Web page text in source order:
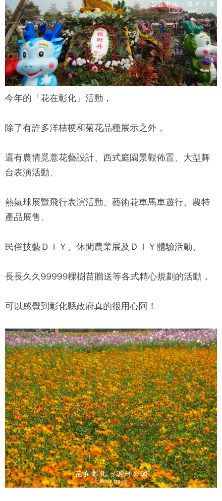
今年的「花在彰化」活動，
除了有許多洋桔梗和菊花品種展示之外，
還有農情覓薏花藝設計、西式庭園景觀佈置、大型舞
台表演活動、
熱氣球展覽飛行表演活動、藝術花車馬車遊行、農特
產品展售、
民俗技藝ＤＩＹ、休閒農業展及ＤＩＹ體驗活動、
長長久久99999棵樹苗贈送等各式精心規劃的活動，
可以感覺到彰化縣政府真的很用心阿！